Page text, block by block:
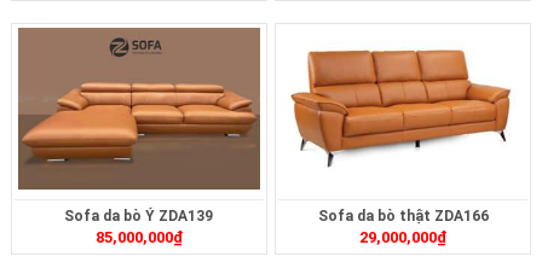
Sofa da bò Ý ZDA139
85,000,000₫
Sofa da bò thật ZDA166
29,000,000₫